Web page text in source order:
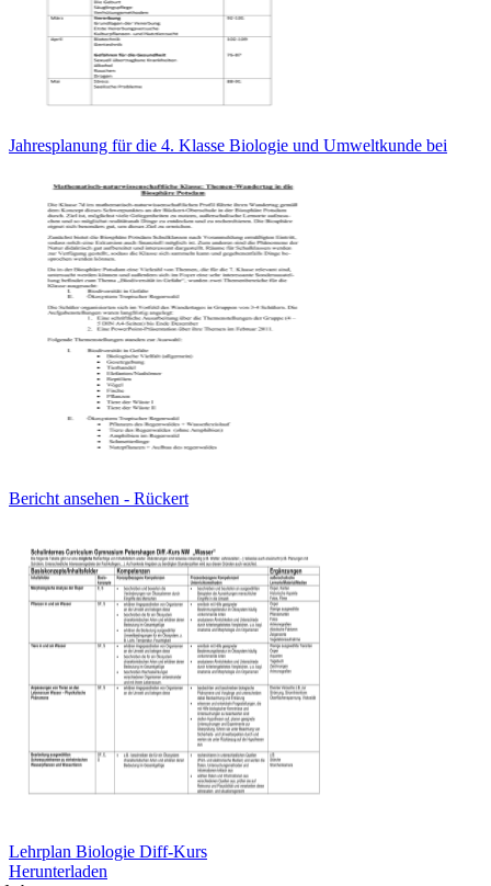
Jahresplanung für die 4. Klasse Biologie und Umweltkunde bei
Bericht ansehen - Rückert
Lehrplan Biologie Diff-Kurs
Herunterladen